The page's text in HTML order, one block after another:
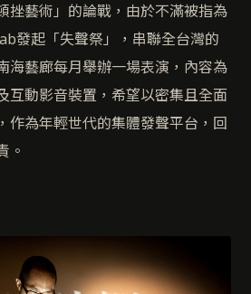
挫藝術」的論戰，由於不滿被指為
發起「失聲祭」，串聯全台灣的
海藝廊每月舉辦一場表演，內容為
互動影音裝置，希望以密集且全面
作為年輕世代的集體發聲平台，回
。